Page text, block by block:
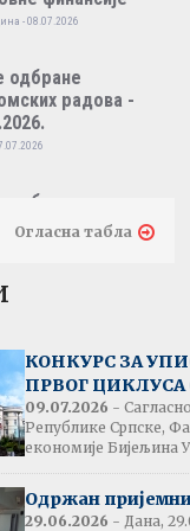
- 08.07.2026
одбране
радова -
одбране
радова -
пословно
- 07.07.2026
испита:
трговина
- 07.07.2026
Огласна табла
КОНКУРС ЗА
ПРВОГ ЦИКЛУСА
09.07.2026 -
Републике Српске,
економије Бијељина
Одржан
29.06.2026 - Дана,